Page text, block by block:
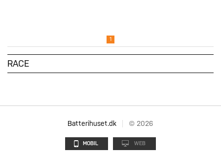
1
RACE
Batterihuset.dk © 2026
MOBIL WEB